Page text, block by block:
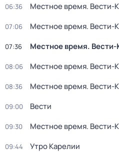
06:36 Местное время. Вести-
07:06 Местное время. Вести-
07:36 Местное время.
08:06 Местное время. Вести-
08:36 Местное время. Вести-
09:00 Вести
09:30 Местное время. Вести-
09:44 Утро Карелии